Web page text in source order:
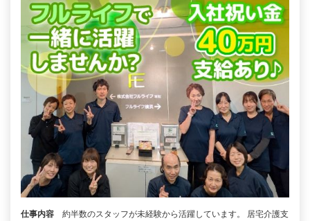
仕事内容
約半数のスタッフが未経験から活躍しています。 居宅介護支